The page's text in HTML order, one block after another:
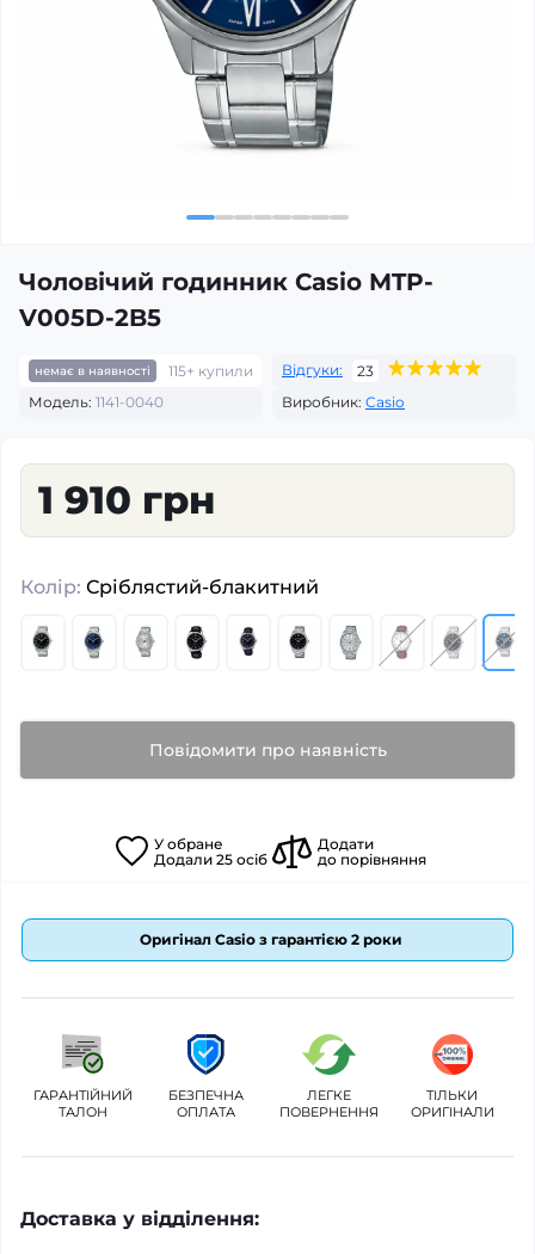
Чоловічий годинник Casio MTP-
V005D-2B5
немає в наявності 115+ купили Відгуки:
23
Модель: 1141-0040 Виробник: Casio
1 910 грн
Колір: Сріблястий-блакитний
Повідомити про наявність
У обране
Додали 25 осіб
Додати
до порівняння
Оригінал Casio з гарантією 2 роки
ГАРАНТІЙНИЙ
ТАЛОН
БЕЗПЕЧНА
ОПЛАТА
ЛЕГКЕ
ПОВЕРНЕННЯ
ТІЛЬКИ
ОРИГІНАЛИ
Доставка у відділення: